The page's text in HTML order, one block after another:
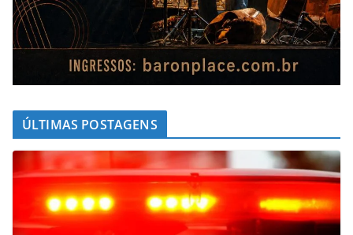
ÚLTIMAS POSTAGENS